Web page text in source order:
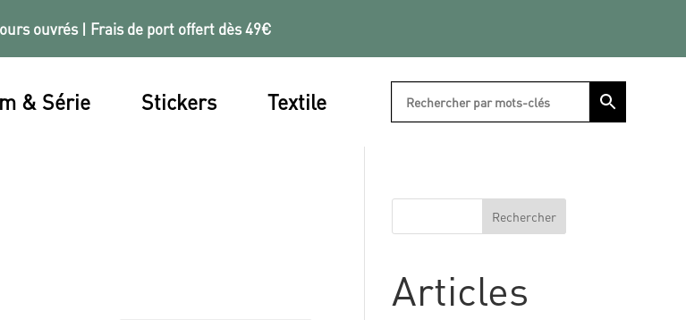
ouvrés | Frais de port offert dès 49€
& Série Stickers Textile
Rechercher
Articles